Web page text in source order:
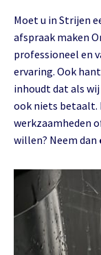
Moet u in Strijen
afspraak maken
professioneel en
ervaring. Ook
inhoudt dat als
ook niets betaalt.
werkzaamheden
willen? Neem dan